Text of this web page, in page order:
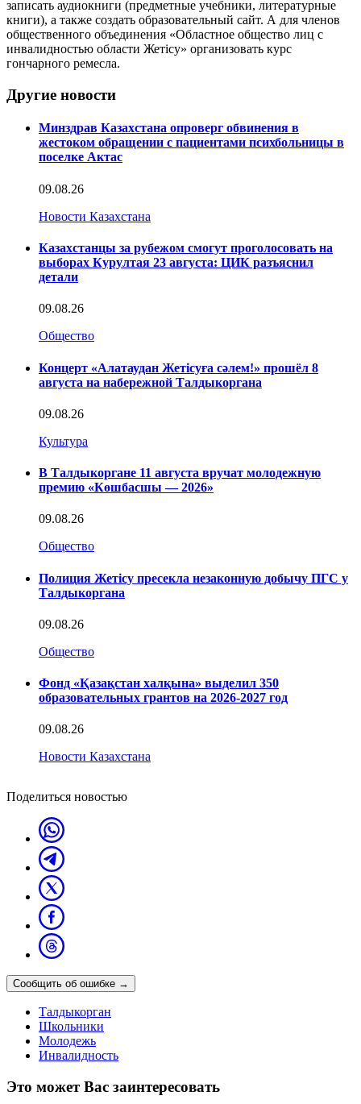
записать аудиокниги (предметные учебники, литературные
книги), а также создать образовательный сайт. А для членов
общественного объединения «Областное общество лиц с
инвалидностью области Жетісу» организовать курс
гончарного ремесла.
Другие новости
Минздрав Казахстана опроверг обвинения в
жестоком обращении с пациентами психбольницы в
поселке Актас
09.08.26
Новости Казахстана
Казахстанцы за рубежом смогут проголосовать на
выборах Курултая 23 августа: ЦИК разъяснил
детали
09.08.26
Общество
Концерт «Алатаудан Жетісуға сәлем!» прошёл 8
августа на набережной Талдыкоргана
09.08.26
Культура
В Талдыкоргане 11 августа вручат молодежную
премию «Көшбасшы — 2026»
09.08.26
Общество
Полиция Жетісу пресекла незаконную добычу ПГС у
Талдыкоргана
09.08.26
Общество
Фонд «Қазақстан халқына» выделил 350
образовательных грантов на 2026-2027 год
09.08.26
Новости Казахстана
Поделиться новостью
Сообщить об ошибке →
Талдыкорган
Школьники
Молодежь
Инвалидность
Это может Вас заинтересовать